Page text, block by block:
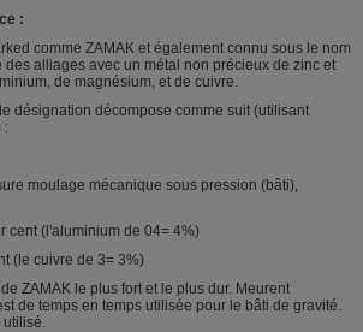
:
comme ZAMAK et également connu sous le nom
des alliages avec un métal non précieux de zinc et
de magnésium, et de cuivre.
désignation décompose comme suit (utilisant
:
moulage mécanique sous pression (bâti),
cent (l'aluminium de 04= 4%)
(le cuivre de 3= 3%)
ZAMAK le plus fort et le plus dur. Meurent
de temps en temps utilisée pour le bâti de gravité.
utilisé.